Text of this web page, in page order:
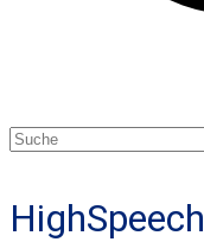
Open
mobile
Close
mobile
Search
HighSpeech